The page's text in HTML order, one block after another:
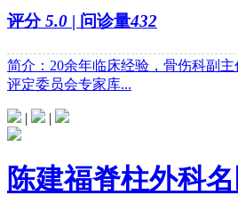
评分5.0 | 问诊量432
简介：20余年临床经验，骨伤科副
评定委员会专家库...
| |
陈建福脊柱外科